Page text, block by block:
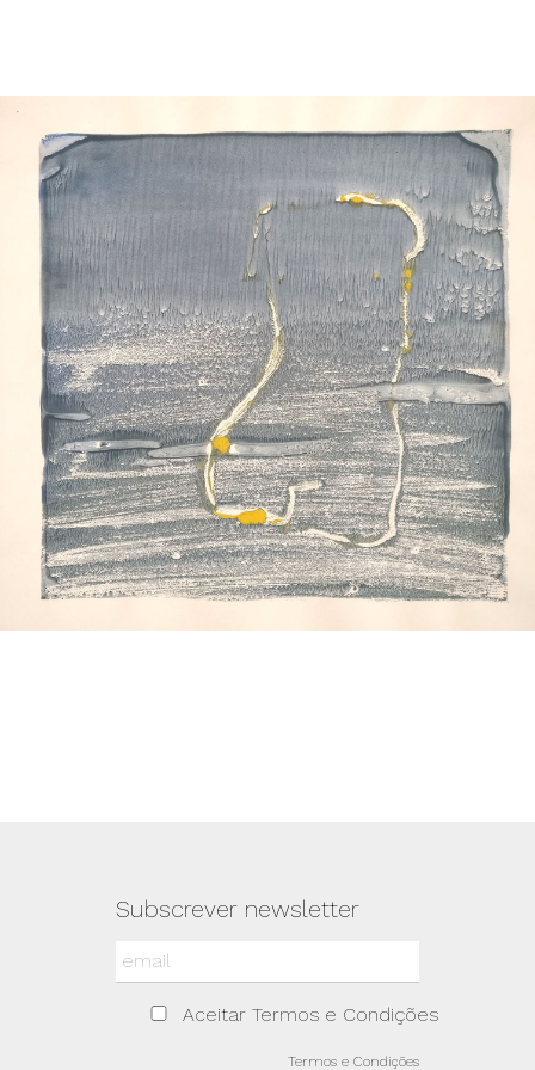
Subscrever newsletter
Aceitar Termos e Condições
Termos e Condições